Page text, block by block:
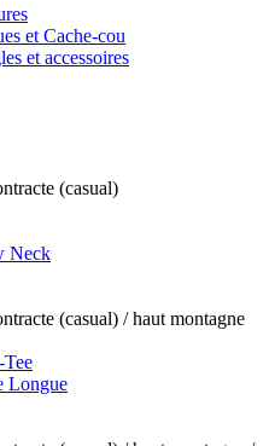
et Cache-cou
et accessoires
(casual)
Neck
(casual) / haut montagne
Longue